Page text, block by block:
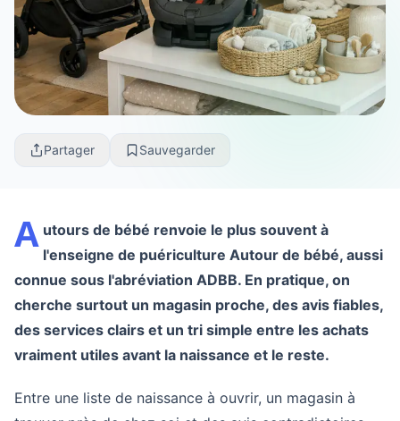
Partager Sauvegarder
A utours de bébé renvoie le plus souvent à
l'enseigne de puériculture Autour de bébé, aussi
connue sous l'abréviation ADBB. En pratique, on
cherche surtout un magasin proche, des avis fiables,
des services clairs et un tri simple entre les achats
vraiment utiles avant la naissance et le reste.
Entre une liste de naissance à ouvrir, un magasin à